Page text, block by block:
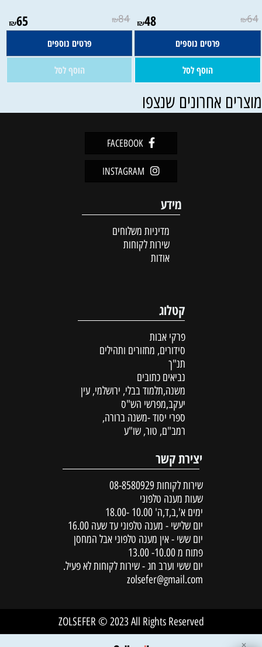
₪64
₪48
פרטים נוספים
הוסף לסל
₪84
₪65
פרטים נוספים
הוסף לסל
אחרונים שנצפו
FACEBOOK
INSTAGRAM
מידע
מדיניות משלוחים
שירות לקוחות
אודות
קטלוג
פרקי אבות
סידורים, מחזורים ותהילים
תנ"ך
נביאים כתובים
משנה,תלמוד בבלי, ירושלמי, עין
יעקב,מפרשי הש"ס
ספרי יסוד -משנה ברורה,
רמב"ם, טור, שו"ע
יצירת קשר
שירות לקוחות 08-8580929
שעות מענה טלפוני
ימים א',ב,ד,ה' 10.00 -18.00
יום שלישי - מענה טלפוני עד שעה 16.00
יום ששי - אין מענה טלפוני אבל המחסן
פתוח מ 10.00- 13.00
יום ששי וערב חג - שירות לקוחות לא פעיל.
zolsefer@gmail.com
ZOLSEFER © 2023 All Rights Reserved
✕